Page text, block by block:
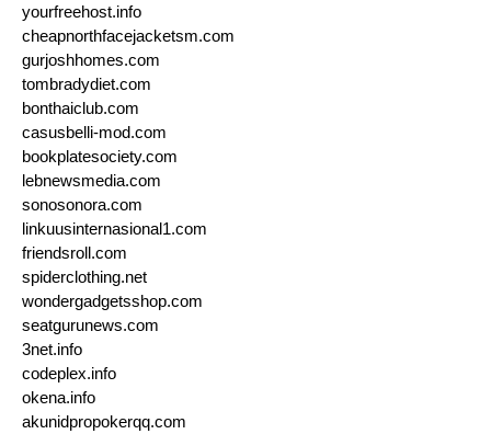
yourfreehost.info
cheapnorthfacejacketsm.com
gurjoshhomes.com
tombradydiet.com
bonthaiclub.com
casusbelli-mod.com
bookplatesociety.com
lebnewsmedia.com
sonosonora.com
linkuusinternasional1.com
friendsroll.com
spiderclothing.net
wondergadgetsshop.com
seatgurunews.com
3net.info
codeplex.info
okena.info
akunidpropokerqq.com